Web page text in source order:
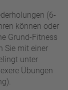
(6-
können oder
Grund-Fitness
Sie mit einer
unter
Übungen